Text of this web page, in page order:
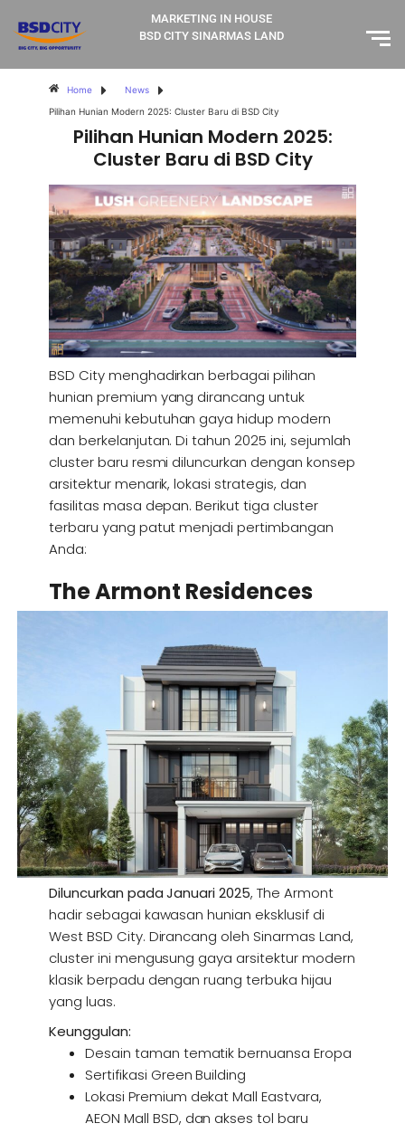
MARKETING IN HOUSE
BSD CITY SINARMAS LAND
Home
News
Pilihan Hunian Modern 2025: Cluster Baru di BSD City
Pilihan Hunian Modern 2025:
Cluster Baru di BSD City
BSD City menghadirkan berbagai pilihan
hunian premium yang dirancang untuk
memenuhi kebutuhan gaya hidup modern
dan berkelanjutan. Di tahun 2025 ini, sejumlah
cluster baru resmi diluncurkan dengan konsep
arsitektur menarik, lokasi strategis, dan
fasilitas masa depan. Berikut tiga cluster
terbaru yang patut menjadi pertimbangan
Anda:
The Armont Residences
Diluncurkan pada Januari 2025, The Armont
hadir sebagai kawasan hunian eksklusif di
West BSD City. Dirancang oleh Sinarmas Land,
cluster ini mengusung gaya arsitektur modern
klasik berpadu dengan ruang terbuka hijau
yang luas.
Keunggulan:
Desain taman tematik bernuansa Eropa
Sertifikasi Green Building
Lokasi Premium dekat Mall Eastvara,
AEON Mall BSD, dan akses tol baru